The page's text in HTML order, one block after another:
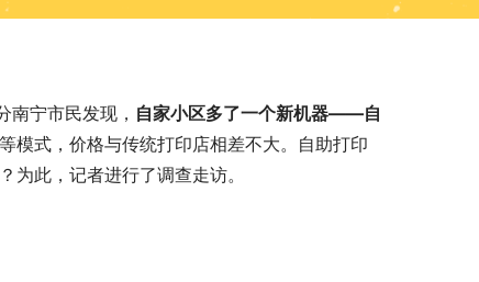
南宁市民发现， 自家小区多了一个新机器——自
模式，价格与传统打印店相差不大。自助打印
此，记者进行了调查走访。